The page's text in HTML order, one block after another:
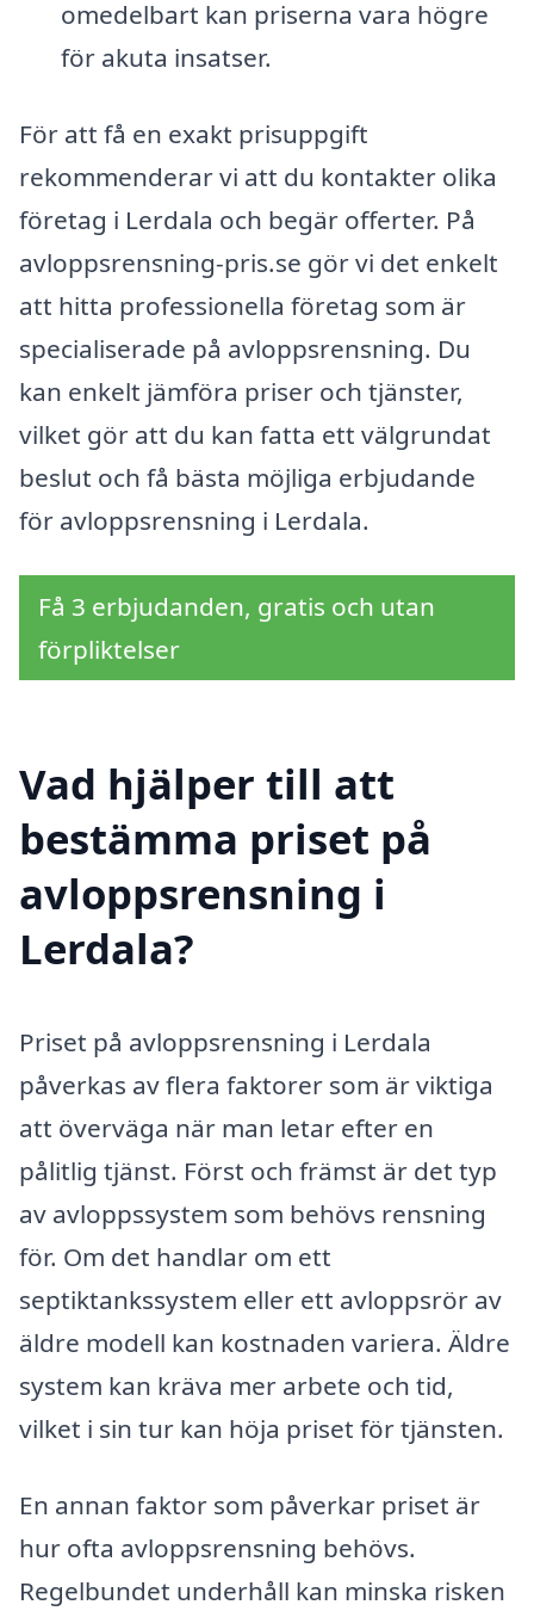
omedelbart kan priserna vara högre
för akuta insatser.
För att få en exakt prisuppgift
rekommenderar vi att du kontakter olika
företag i Lerdala och begär offerter. På
avloppsrensning-pris.se gör vi det enkelt
att hitta professionella företag som är
specialiserade på avloppsrensning. Du
kan enkelt jämföra priser och tjänster,
vilket gör att du kan fatta ett välgrundat
beslut och få bästa möjliga erbjudande
för avloppsrensning i Lerdala.
Få 3 erbjudanden, gratis och utan
förpliktelser
Vad hjälper till att
bestämma priset på
avloppsrensning i
Lerdala?
Priset på avloppsrensning i Lerdala
påverkas av flera faktorer som är viktiga
att överväga när man letar efter en
pålitlig tjänst. Först och främst är det typ
av avloppssystem som behövs rensning
för. Om det handlar om ett
septiktankssystem eller ett avloppsrör av
äldre modell kan kostnaden variera. Äldre
system kan kräva mer arbete och tid,
vilket i sin tur kan höja priset för tjänsten.
En annan faktor som påverkar priset är
hur ofta avloppsrensning behövs.
Regelbundet underhåll kan minska risken